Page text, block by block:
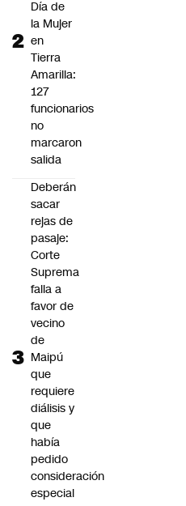
Día de
la Mujer
en
Tierra
Amarilla:
127
funcionarios
no
marcaron
salida
Deberán
sacar
rejas de
pasaje:
Corte
Suprema
falla a
favor de
vecino
de
Maipú
que
requiere
diálisis y
que
había
pedido
consideración
especial